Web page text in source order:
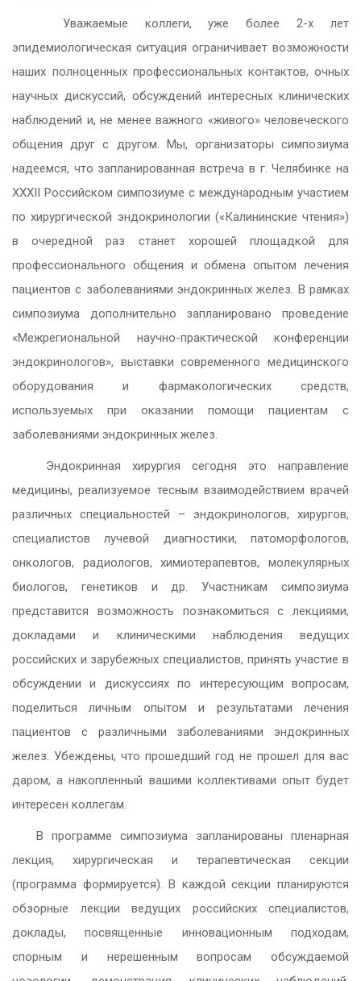
Уважаемые коллеги, уже более 2-х лет
эпидемиологическая ситуация ограничивает возможности
наших полноценных профессиональных контактов, очных
научных дискуссий, обсуждений интересных клинических
наблюдений и, не менее важного «живого» человеческого
общения друг с другом. Мы, организаторы симпозиума
надеемся, что запланированная встреча в г. Челябинке на
ХХХII Российском симпозиуме с международным участием
по хирургической эндокринологии («Калининские чтения»)
в очередной раз станет хорошей площадкой для
профессионального общения и обмена опытом лечения
пациентов с заболеваниями эндокринных желез. В рамках
симпозиума дополнительно запланировано проведение
«Межрегиональной научно-практической конференции
эндокринологов», выставки современного медицинского
оборудования и фармакологических средств,
используемых при оказании помощи пациентам с
заболеваниями эндокринных желез.
Эндокринная хирургия сегодня это направление
медицины, реализуемое тесным взаимодействием врачей
различных специальностей – эндокринологов, хирургов,
специалистов лучевой диагностики, патоморфологов,
онкологов, радиологов, химиотерапевтов, молекулярных
биологов, генетиков и др. Участникам симпозиума
представится возможность познакомиться с лекциями,
докладами и клиническими наблюдения ведущих
российских и зарубежных специалистов, принять участие в
обсуждении и дискуссиях по интересующим вопросам,
поделиться личным опытом и результатами лечения
пациентов с различными заболеваниями эндокринных
желез. Убеждены, что прошедший год не прошел для вас
даром, а накопленный вашими коллективами опыт будет
интересен коллегам.
В программе симпозиума запланированы пленарная
лекция, хирургическая и терапевтическая секции
(программа формируется). В каждой секции планируются
обзорные лекции ведущих российских специалистов,
доклады, посвященные инновационным подходам,
спорным и нерешенным вопросам обсуждаемой